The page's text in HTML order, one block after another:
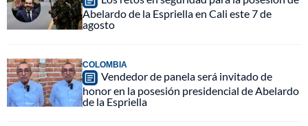
Abelardo de la Espriella en Cali este 7 de
agosto
COLOMBIA
Vendedor de panela será invitado de
honor en la posesión presidencial de Abelardo
de la Espriella